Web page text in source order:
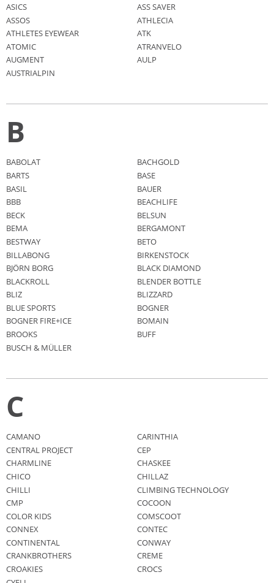
ASICS
ASS SAVER
ASSOS
ATHLECIA
ATHLETES EYEWEAR
ATK
ATOMIC
ATRANVELO
AUGMENT
AULP
AUSTRIALPIN
B
BABOLAT
BACHGOLD
BARTS
BASE
BASIL
BAUER
BBB
BEACHLIFE
BECK
BELSUN
BEMA
BERGAMONT
BESTWAY
BETO
BILLABONG
BIRKENSTOCK
BJÖRN BORG
BLACK DIAMOND
BLACKROLL
BLENDER BOTTLE
BLIZ
BLIZZARD
BLUE SPORTS
BOGNER
BOGNER FIRE+ICE
BOMAIN
BROOKS
BUFF
BUSCH & MÜLLER
C
CAMANO
CARINTHIA
CENTRAL PROJECT
CEP
CHARMLINE
CHASKEE
CHICO
CHILLAZ
CHILLI
CLIMBING TECHNOLOGY
CMP
COCOON
COLOR KIDS
COMSCOOT
CONNEX
CONTEC
CONTINENTAL
CONWAY
CRANKBROTHERS
CREME
CROAKIES
CROCS